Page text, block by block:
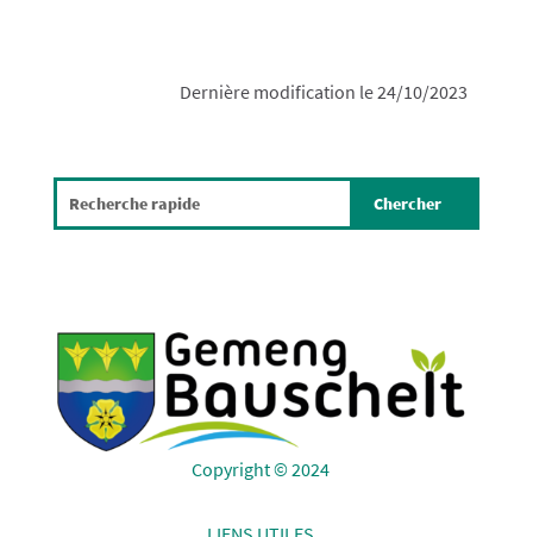
Dernière modification le 24/10/2023
Copyright © 2024